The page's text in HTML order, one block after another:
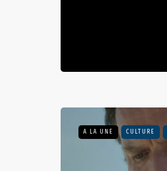
A LA UNE CULTURE